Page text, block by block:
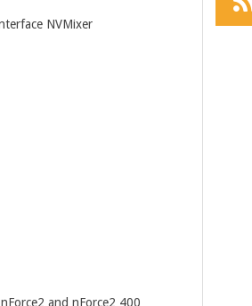
NVMixer
and nForce2 400